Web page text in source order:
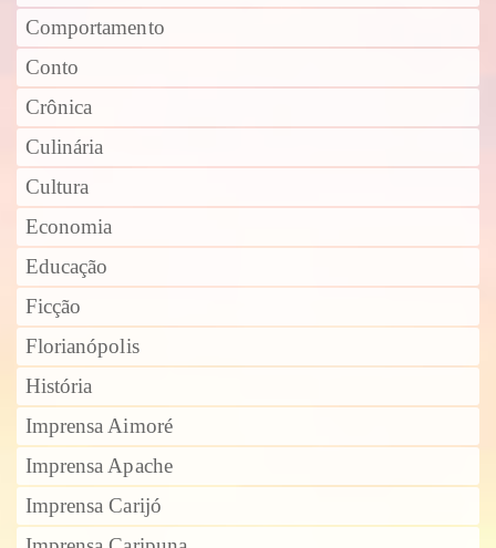
Comportamento
Conto
Crônica
Culinária
Cultura
Economia
Educação
Ficção
Florianópolis
História
Imprensa Aimoré
Imprensa Apache
Imprensa Carijó